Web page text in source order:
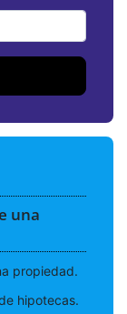
una
propiedad.
hipotecas.